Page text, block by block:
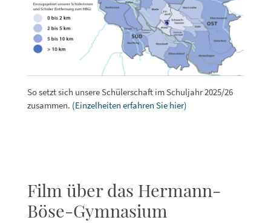
So setzt sich unsere Schülerschaft im Schuljahr 2025/26
zusammen. (Einzelheiten erfahren Sie hier)
Film über das Hermann-
Böse-Gymnasium